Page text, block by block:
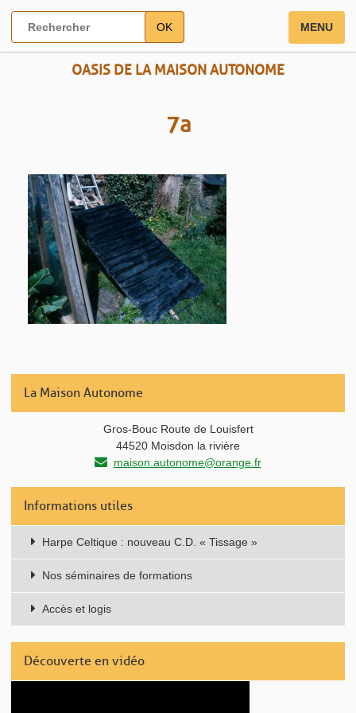
OASIS DE LA MAISON AUTONOME
MENU
7a
OK
La Maison Autonome
Gros-Bouc Route de Louisfert
44520 Moisdon la rivière
maison.autonome@orange.fr
Informations utiles
Harpe Celtique : nouveau C.D. « Tissage »
Nos séminaires de formations
Accès et logis
Découverte en vidéo